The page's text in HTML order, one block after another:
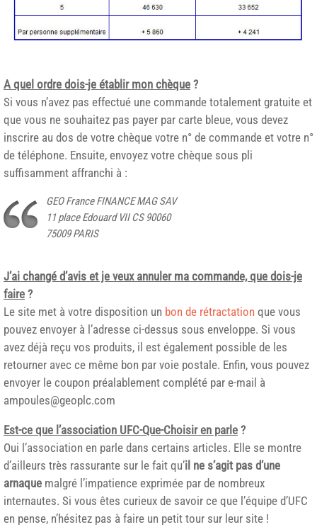
A quel ordre dois-je établir mon chèque ?
Si vous n’avez pas effectué une commande totalement gratuite et
que vous ne souhaitez pas payer par carte bleue, vous devez
inscrire au dos de votre chèque votre n° de commande et votre n°
de téléphone. Ensuite, envoyez votre chèque sous pli
suffisamment affranchi à :
GEO France FINANCE MAG SAV
11 place Edouard VII CS 90060
75009 PARIS
J’ai changé d’avis et je veux annuler ma commande, que dois-je
faire ?
Le site met à votre disposition un bon de rétractation que vous
pouvez envoyer à l’adresse ci-dessus sous enveloppe. Si vous
avez déjà reçu vos produits, il est également possible de les
retourner avec ce même bon par voie postale. Enfin, vous pouvez
envoyer le coupon préalablement complété par e-mail à
ampoules@geoplc.com
Est-ce que l’association UFC-Que-Choisir en parle ?
Oui l’association en parle dans certains articles. Elle se montre
d’ailleurs très rassurante sur le fait qu’il ne s’agit pas d’une
arnaque malgré l’impatience exprimée par de nombreux
internautes. Si vous êtes curieux de savoir ce que l’équipe d’UFC
en pense, n’hésitez pas à faire un petit tour sur leur site !